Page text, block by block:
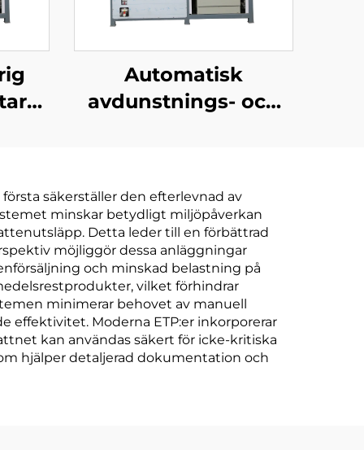
Automatisk
avdunstnings- och
deponifukt
säkerställer den efterlevnad av
minskar betydligt miljöpåverkan
Detta leder till en förbättrad
möjliggör dessa anläggningar
och minskad belastning på
vilket förhindrar
minimerar behovet av manuell
effektivitet. Moderna ETP:er inkorporerar
kan användas säkert för icke-kritiska
hjälper detaljerad dokumentation och